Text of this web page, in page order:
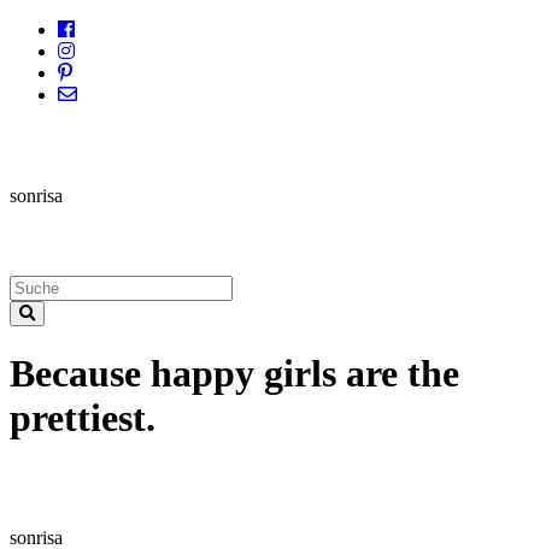
sonrisa
Because happy girls are the
prettiest.
sonrisa